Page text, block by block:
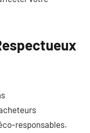
responsables.